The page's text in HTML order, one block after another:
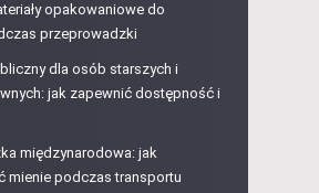
opakowaniowe do
przeprowadzki
dla osób starszych i
jak zapewnić dostępność i
międzynarodowa: jak
mienie podczas transportu